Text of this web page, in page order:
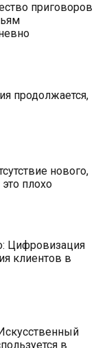
приговоров
продолжается,
нового,
плохо
Цифровизация
клиентов в
в